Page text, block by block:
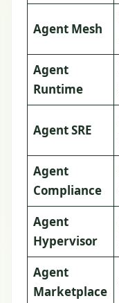
Agent Mesh
Agent
Runtime
Agent SRE
Agent
Compliance
Agent
Hypervisor
Agent
Marketplace